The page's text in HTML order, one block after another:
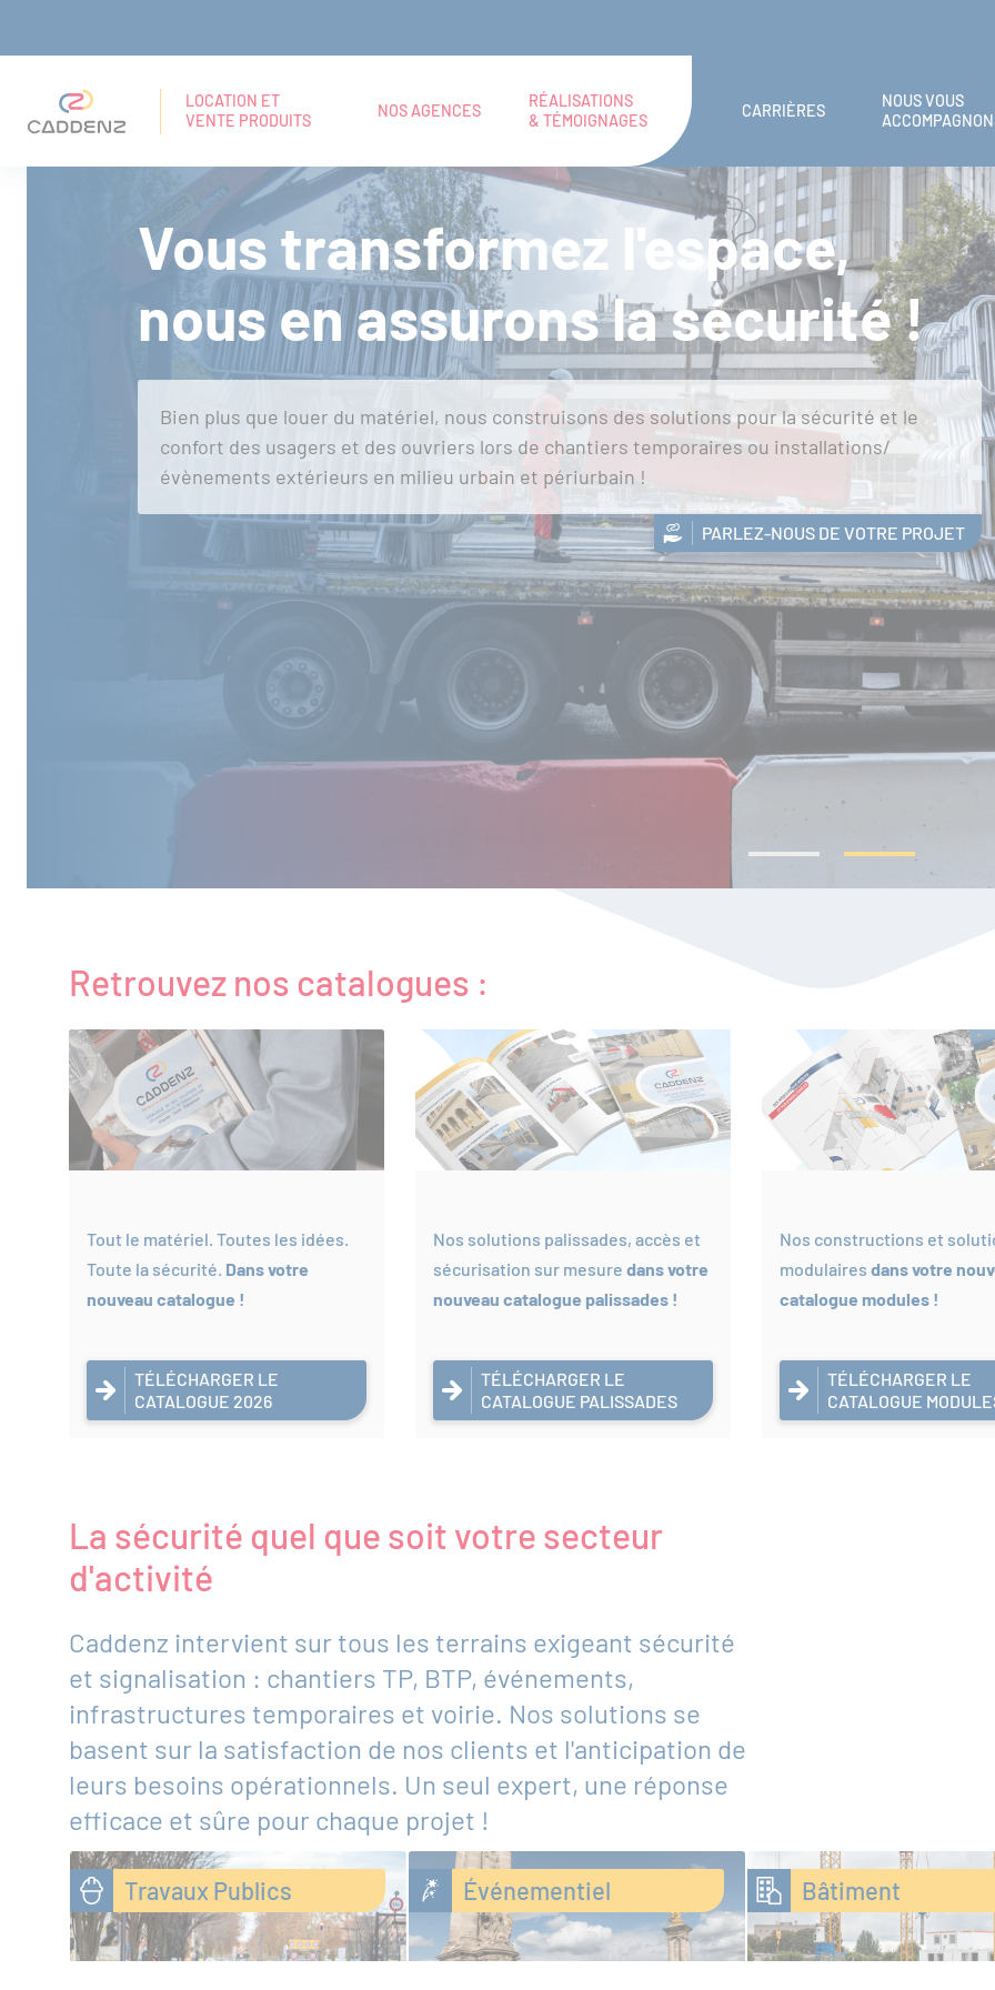
menu
contenu
pied
LOCATION ET
VENTE PRODUITS
NOS AGENCES
RÉALISATIONS
& TÉMOIGNAGES
CARRIÈRES
NOUS VOUS
EN
TEXTE
Vous transformez l'espace,
nous en assurons la sécurité !
Bien plus que louer du matériel, nous construisons des solutions pour la sécurité et le
confort des usagers et des ouvriers lors de chantiers temporaires ou installations/
évènements extérieurs en milieu urbain et périurbain !
PARLEZ-NOUS DE VOTRE PROJET
Retrouvez nos catalogues :
Tout le matériel. Toutes les idées.
Toute la sécurité. Dans votre
nouveau catalogue !
TÉLÉCHARGER LE
CATALOGUE 2026
Nos solutions palissades, accès et
sécurisation sur mesure dans votre
nouveau catalogue palissades !
TÉLÉCHARGER LE
CATALOGUE PALISSADES
Nos constructions et
modulaires dans votre
catalogue modules !
TÉLÉCHARGER LE
CATALOGUE
La sécurité quel que soit votre secteur
d'activité
Caddenz intervient sur tous les terrains exigeant sécurité
et signalisation : chantiers TP, BTP, événements,
infrastructures temporaires et voirie. Nos solutions se
basent sur la satisfaction de nos clients et l'anticipation de
leurs besoins opérationnels. Un seul expert, une réponse
efficace et sûre pour chaque projet !
Travaux Publics
Travaux Publics
Événementiel
Événementiel
Bâtiment
Bâtiment
Collectivités et associations
Industrie
Autres